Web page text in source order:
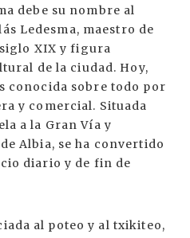
debe su nombre al
Ledesma, maestro de
XIX y figura
de la ciudad. Hoy,
conocida sobre todo por
y comercial. Situada
a la Gran Vía y
Albia, se ha convertido
diario y de fin de
al poteo y al txikiteo,